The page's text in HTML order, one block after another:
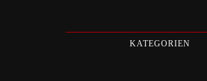
KATEGORIEN